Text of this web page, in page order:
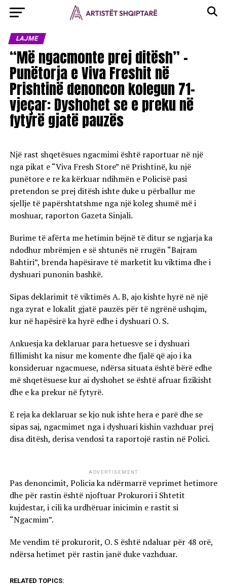
LAJME
“Më ngacmonte prej ditësh” –
Punëtorja e Viva Freshit në
Prishtinë denoncon kolegun 71-
vjeçar: Dyshohet se e preku në
fytyrë gjatë pauzës
Një rast shqetësues ngacmimi është raportuar në një
nga pikat e “Viva Fresh Store” në Prishtinë, ku një
punëtore e re ka kërkuar ndihmën e Policisë pasi
pretendon se prej ditësh ishte duke u përballur me
sjellje të papërshtatshme nga një koleg shumë më i
moshuar, raporton Gazeta Sinjali.
Burime të afërta me hetimin bëjnë të ditur se ngjarja ka
ndodhur mbrëmjen e së shtunës në rrugën “Bajram
Bahtiri”, brenda hapësirave të marketit ku viktima dhe i
dyshuari punonin bashkë.
Sipas deklarimit të viktimës A. B, ajo kishte hyrë në një
nga zyrat e lokalit gjatë pauzës për të ngrënë ushqim,
kur në hapësirë ka hyrë edhe i dyshuari O. S.
Ankuesja ka deklaruar para hetuesve se i dyshuari
fillimisht ka nisur me komente dhe fjalë që ajo i ka
konsideruar ngacmuese, ndërsa situata është bërë edhe
më shqetësuese kur ai dyshohet se është afruar fizikisht
dhe e ka prekur në fytyrë.
E reja ka deklaruar se kjo nuk ishte hera e parë dhe se
sipas saj, ngacmimet nga i dyshuari kishin vazhduar prej
disa ditësh, derisa vendosi ta raportojë rastin në Polici.
ADVERTISEMENT
Pas denoncimit, Policia ka ndërmarrë veprimet hetimore
dhe për rastin është njoftuar Prokurori i Shtetit
kujdestar, i cili ka urdhëruar inicimin e rastit si
“Ngacmim”.
Me vendim të prokurorit, O. S është ndaluar për 48 orë,
ndërsa hetimet për rastin janë duke vazhduar.
RELATED TOPICS: